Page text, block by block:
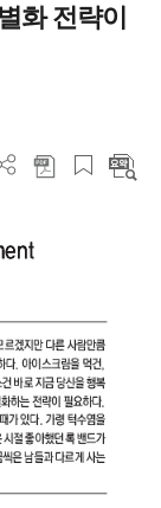
화 전략이